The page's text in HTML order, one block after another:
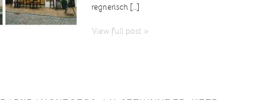
regnerisch […]
View full post »